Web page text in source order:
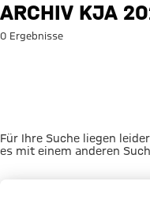
Suche:
ARCHIV KJA
0 Ergebnisse
Für Ihre Suche liegen
es mit einem anderen